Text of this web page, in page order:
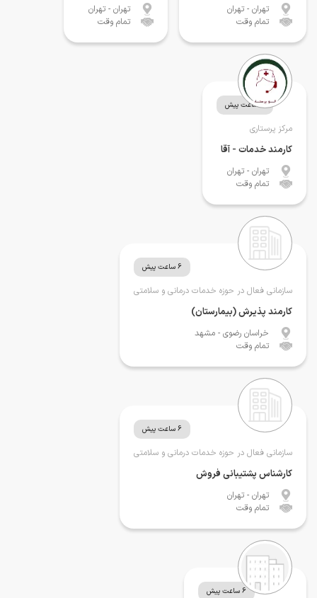
تهران - تهران
تمام وقت
تهران - تهران
تمام وقت
6 ساعت پیش
مرکز پرستاری
کارمند خدمات - آقا
تهران - تهران
تمام وقت
6 ساعت پیش
سازمانی فعال در حوزه خدمات درمانی و سلامتی
کارمند پذیرش (بیمارستان)
خراسان رضوی - مشهد
تمام وقت
6 ساعت پیش
سازمانی فعال در حوزه خدمات درمانی و سلامتی
کارشناس پشتیبانی فروش
تهران - تهران
تمام وقت
6 ساعت پیش